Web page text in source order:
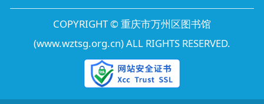
COPYRIGHT © 重庆市万州区图书馆
(www.wztsg.org.cn) ALL RIGHTS RESERVED.